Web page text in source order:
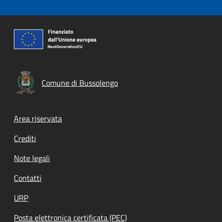
Comune di Bussolengo
Footer menu
Area riservata
Crediti
Note legali
Contatti
URP
Posta elettronica certificata (PEC)